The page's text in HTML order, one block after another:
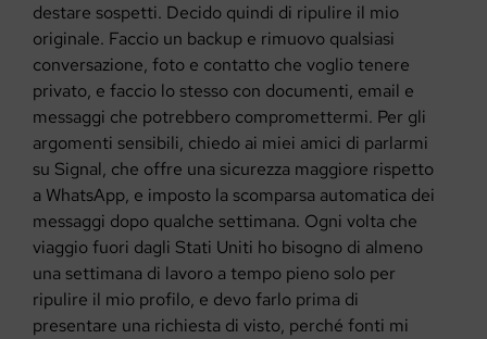
destare sospetti. Decido quindi di ripulire il mio
originale. Faccio un backup e rimuovo qualsiasi
conversazione, foto e contatto che voglio tenere
privato, e faccio lo stesso con documenti, email e
messaggi che potrebbero compromettermi. Per gli
argomenti sensibili, chiedo ai miei amici di parlarmi
su Signal, che offre una sicurezza maggiore rispetto
a WhatsApp, e imposto la scomparsa automatica dei
messaggi dopo qualche settimana. Ogni volta che
viaggio fuori dagli Stati Uniti ho bisogno di almeno
una settimana di lavoro a tempo pieno solo per
ripulire il mio profilo, e devo farlo prima di
presentare una richiesta di visto, perché fonti mi